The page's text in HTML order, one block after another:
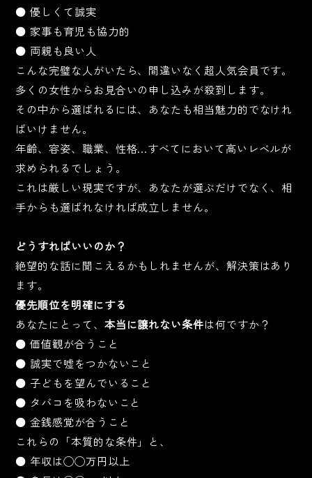
● 優しくて誠実
● 家事も育児も協力的
● 両親も良い人
こんな完璧な人がいたら、間違いなく超人気会員です。
多くの女性からお見合いの申し込みが殺到します。
その中から選ばれるには、あなたも相当魅力的でなけれ
ばいけません。
年齢、容姿、職業、性格…すべてにおいて高いレベルが
求められるでしょう。
これは厳しい現実ですが、あなたが選ぶだけでなく、相
手からも選ばれなければ成立しません。
どうすればいいのか？
絶望的な話に聞こえるかもしれませんが、解決策はあり
ます。
優先順位を明確にする
あなたにとって、 本当に譲れない条件は何ですか？
● 価値観が合うこと
● 誠実で嘘をつかないこと
● 子どもを望んでいること
● タバコを吸わないこと
● 金銭感覚が合うこと
これらの「本質的な条件」と、
● 年収は◯◯万円以上